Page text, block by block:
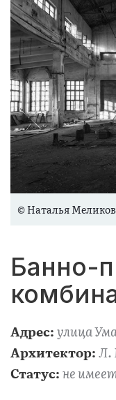
© Наталья
Банно-
Адрес: улица
Архитектор: Л.
Статус: не